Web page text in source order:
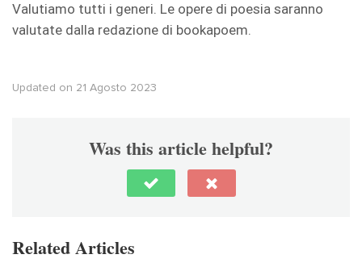
Valutiamo tutti i generi. Le opere di poesia saranno
valutate dalla redazione di bookapoem.
Updated on 21 Agosto 2023
Was this article helpful?
Related Articles